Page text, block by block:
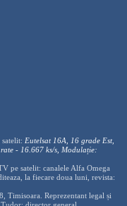
Eutelsat 16A, 16 grade Est,
- 16.667 ks/s, Modulație:
pe satelit: canalele Alfa Omega
la fiecare doua luni, revista:
Timisoara. Reprezentant legal și